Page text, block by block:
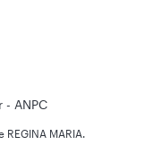
ANPC
MARIA.